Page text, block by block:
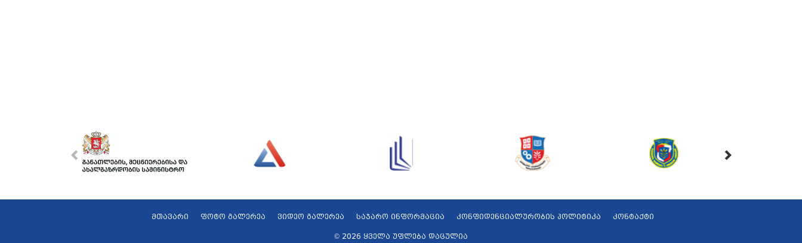
მთავარი ფოტო გალერეა ვიდეო გალერეა საჯარო ინფორმაცია კონფიდენციალურობის პოლიტიკა კონტაქტი
© 2026 ყველა უფლება დაცულია